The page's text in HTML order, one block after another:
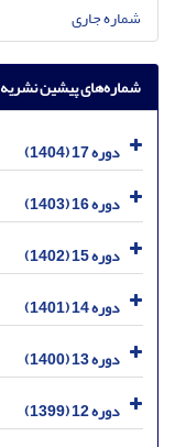
شماره جاری
شماره‌های پیشین نشریه
دوره 17 (1404)
دوره 16 (1403)
دوره 15 (1402)
دوره 14 (1401)
دوره 13 (1400)
دوره 12 (1399)